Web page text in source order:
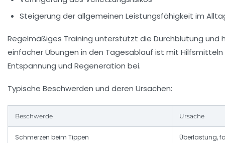
Steigerung der allgemeinen Leistungsfähigkeit im
Regelmäßiges Training unterstützt die Durchblutung
einfacher Übungen in den Tagesablauf ist mit
Entspannung und Regeneration bei.
Typische Beschwerden und deren Ursachen:
Beschwerde Ursache
Schmerzen beim Tippen Überlastung,